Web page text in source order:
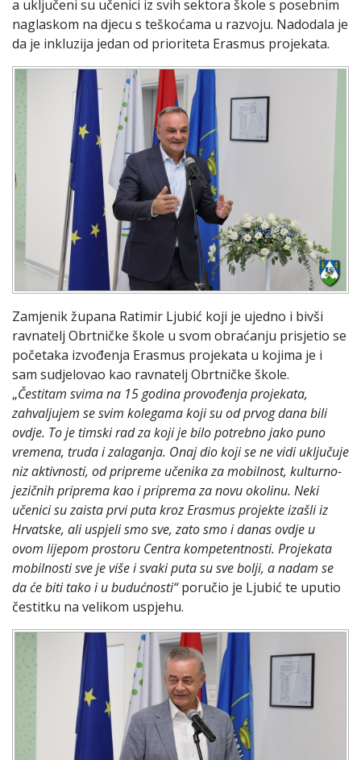
a uključeni su učenici iz svih sektora škole s posebnim
naglaskom na djecu s teškoćama u razvoju. Nadodala je
da je inkluzija jedan od prioriteta Erasmus projekata.
Zamjenik župana Ratimir Ljubić koji je ujedno i bivši
ravnatelj Obrtničke škole u svom obraćanju prisjetio se
početaka izvođenja Erasmus projekata u kojima je i
sam sudjelovao kao ravnatelj Obrtničke škole.
„Čestitam svima na 15 godina provođenja projekata,
zahvaljujem se svim kolegama koji su od prvog dana bili
ovdje. To je timski rad za koji je bilo potrebno jako puno
vremena, truda i zalaganja. Onaj dio koji se ne vidi uključuje
niz aktivnosti, od pripreme učenika za mobilnost, kulturno-
jezičnih priprema kao i priprema za novu okolinu. Neki
učenici su zaista prvi puta kroz Erasmus projekte izašli iz
Hrvatske, ali uspjeli smo sve, zato smo i danas ovdje u
ovom lijepom prostoru Centra kompetentnosti. Projekata
mobilnosti sve je više i svaki puta su sve bolji, a nadam se
da će biti tako i u budućnosti“poručio je Ljubić te uputio
čestitku na velikom uspjehu.